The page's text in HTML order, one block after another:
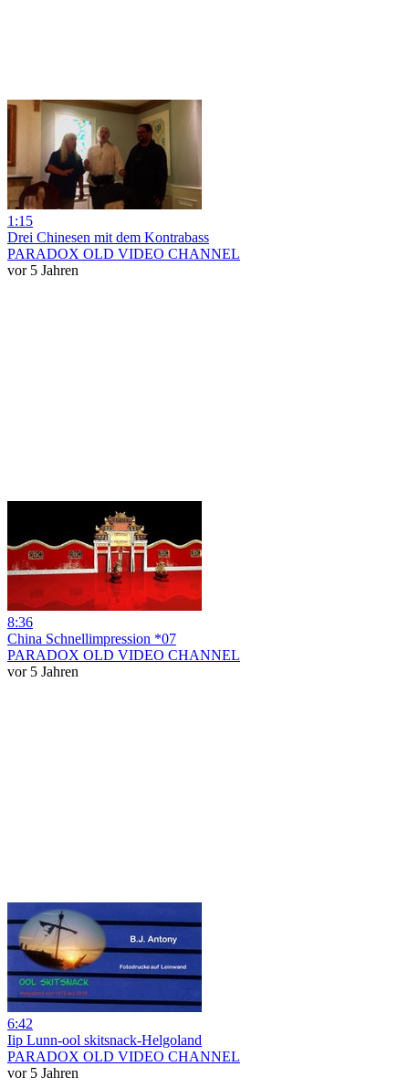
1:15
Drei Chinesen mit dem Kontrabass
PARADOX OLD VIDEO CHANNEL
vor 5 Jahren
8:36
China Schnellimpression *07
PARADOX OLD VIDEO CHANNEL
vor 5 Jahren
6:42
Iip Lunn-ool skitsnack-Helgoland
PARADOX OLD VIDEO CHANNEL
vor 5 Jahren